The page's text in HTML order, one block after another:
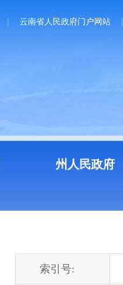
云南省人民政府门户网站
州人民政府
索引号: